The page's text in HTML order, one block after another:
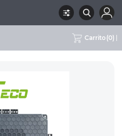
Carrito (0)
CONTROLADORES